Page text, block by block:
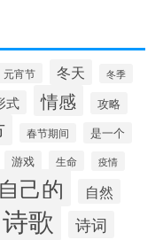
元宵节 冬天 冬季
式 情感 攻略
春节期间 是一个
游戏 生命 疫情
自己的 自然
诗歌 诗词